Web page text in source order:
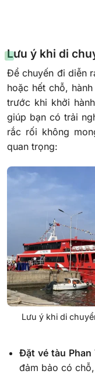
Lưu ý khi di
Để chuyến đi diễn
hoặc hết chỗ,
trước khi khởi
giúp bạn có trải
rắc rối không
quan trọng:
Lưu ý khi di
Đặt vé tàu Phan
đảm bảo có